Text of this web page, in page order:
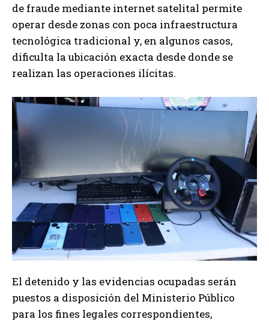
de fraude mediante internet satelital permite
operar desde zonas con poca infraestructura
tecnológica tradicional y, en algunos casos,
dificulta la ubicación exacta desde donde se
realizan las operaciones ilícitas.
El detenido y las evidencias ocupadas serán
puestos a disposición del Ministerio Público
para los fines legales correspondientes,